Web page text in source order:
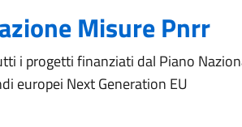
Misure Pnrr
i progetti finanziati dal Piano
europei Next Generation EU